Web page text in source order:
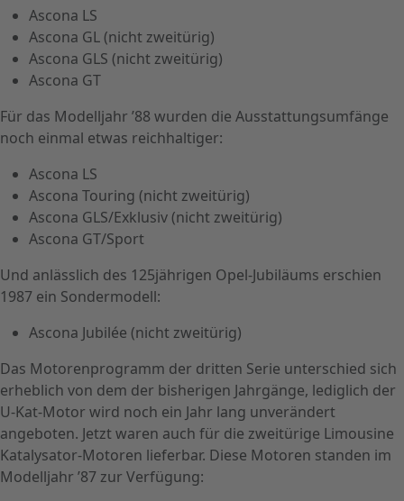
Ascona LS
Ascona GL (nicht zweitürig)
Ascona GLS (nicht zweitürig)
Ascona GT
Für das Modelljahr ’88 wurden die Ausstattungsumfänge
noch einmal etwas reichhaltiger:
Ascona LS
Ascona Touring (nicht zweitürig)
Ascona GLS/Exklusiv (nicht zweitürig)
Ascona GT/Sport
Und anlässlich des 125jährigen Opel-Jubiläums erschien
1987 ein Sondermodell:
Ascona Jubilée (nicht zweitürig)
Das Motorenprogramm der dritten Serie unterschied sich
erheblich von dem der bisherigen Jahrgänge, lediglich der
U-Kat-Motor wird noch ein Jahr lang unverändert
angeboten. Jetzt waren auch für die zweitürige Limousine
Katalysator-Motoren lieferbar. Diese Motoren standen im
Modelljahr ’87 zur Verfügung: